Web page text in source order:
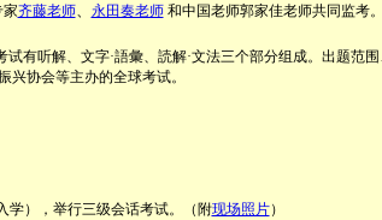
齐藤老师、 永田奏老师和中国老师郭家佳老师共同监考
有听解、文字·語彙、読解·文法三个部分组成。出题范
兴协会等主办的全球考试。
学），举行三级会话考试。（附现场照片）